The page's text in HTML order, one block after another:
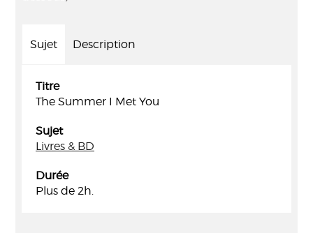
Sujet Description
Titre
The Summer I Met You
Sujet
Livres & BD
Durée
Plus de 2h.